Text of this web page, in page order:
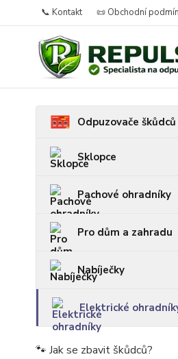
📞 Kontakt 📜 Obchodní
Odpuzovače škůdců
Sklopce
Pachové ohradníky
Pro dům a zahradu
Nabíječky
Elektrické
🐾 Jak se zbavit škůdců?